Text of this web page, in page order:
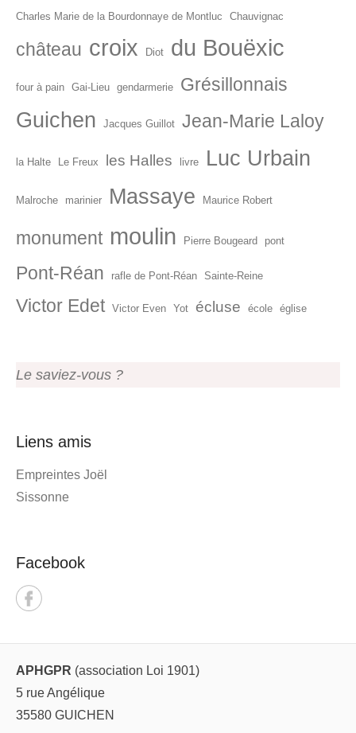
Charles Marie de la Bourdonnaye de Montluc
Chauvignac
château croix Diot du Bouëxic
four à pain Gai-Lieu gendarmerie Grésillonnais
Guichen Jacques Guillot Jean-Marie Laloy
la Halte Le Freux les Halles livre Luc Urbain
Malroche marinier Massaye Maurice Robert
monument moulin Pierre Bougeard pont
Pont-Réan rafle de Pont-Réan Sainte-Reine
Victor Edet Victor Even Yot écluse école église
Le saviez-vous ?
Liens amis
Empreintes Joël
Sissonne
Facebook
APHGPR (association Loi 1901)
5 rue Angélique
35580 GUICHEN